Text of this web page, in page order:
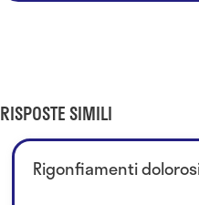
RISPOSTE SIMILI
Rigonfiamenti